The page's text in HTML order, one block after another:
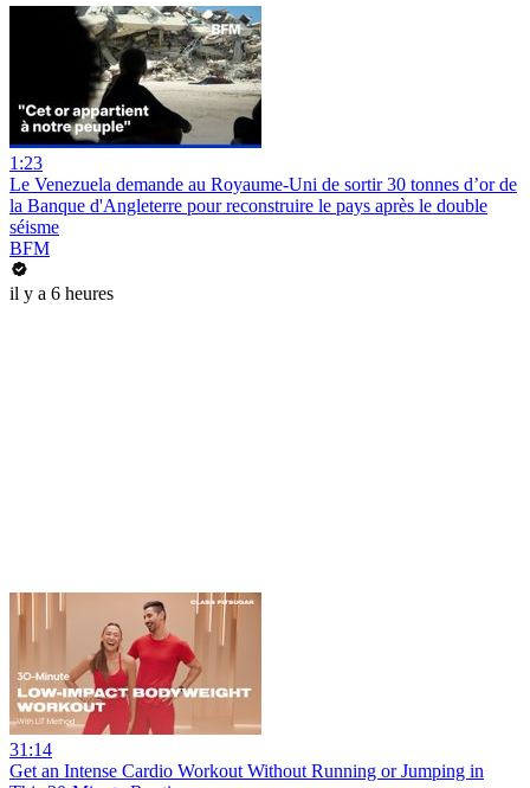
1:23
Le Venezuela demande au Royaume-Uni de sortir 30 tonnes d’or de
la Banque d'Angleterre pour reconstruire le pays après le double
séisme
BFM
il y a 6 heures
31:14
Get an Intense Cardio Workout Without Running or Jumping in